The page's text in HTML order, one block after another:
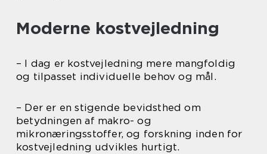
Moderne kostvejledning
– I dag er kostvejledning mere mangfoldig
og tilpasset individuelle behov og mål.
– Der er en stigende bevidsthed om
betydningen af makro- og
mikronæringsstoffer, og forskning inden for
kostvejledning udvikles hurtigt.